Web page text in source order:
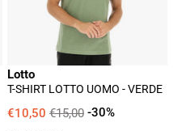
Verde
Lotto
T-SHIRT LOTTO UOMO - VERDE
€10,50 €15,00 -30%